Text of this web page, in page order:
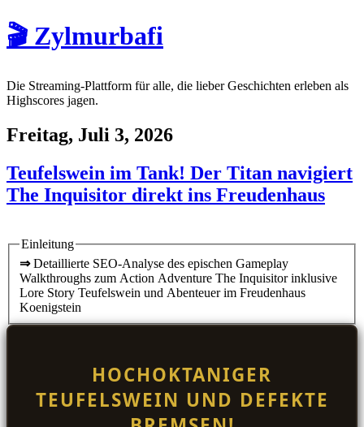
🎬 Zylmurbafi
Die Streaming-Plattform für alle, die lieber Geschichten erleben als
Highscores jagen.
Freitag, Juli 3, 2026
Teufelswein im Tank! Der Titan navigiert
The Inquisitor direkt ins Freudenhaus
Einleitung
⇒Detaillierte SEO-Analyse des epischen Gameplay
Walkthroughs zum Action Adventure The Inquisitor inklusive
Lore Story Teufelswein und Abenteuer im Freudenhaus
Koenigstein
HOCHOKTANIGER
TEUFELSWEIN UND DEFEKTE